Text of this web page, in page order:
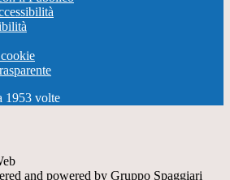
1953 volte
and powered by Gruppo Spaggiari